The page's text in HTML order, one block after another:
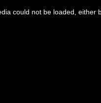
could not be loaded, either